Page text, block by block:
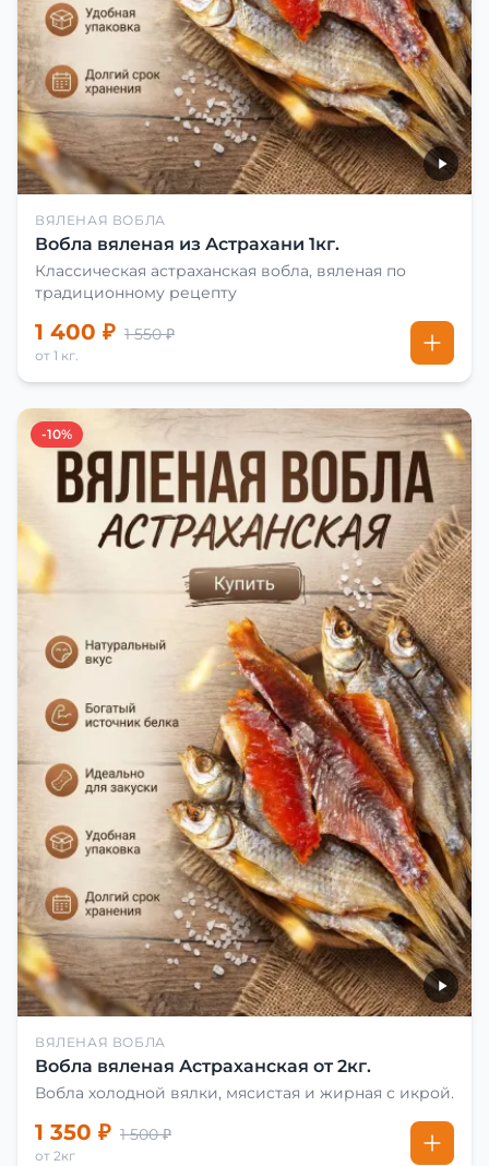
ВЯЛЕНАЯ ВОБЛА
Вобла вяленая из Астрахани 1кг.
Классическая астраханская вобла, вяленая по
традиционному рецепту
1 400 ₽ 1 550 ₽
от 1 кг.
-10%
ВЯЛЕНАЯ ВОБЛА
Вобла вяленая Астраханская от 2кг.
Вобла холодной вялки, мясистая и жирная с икрой.
1 350 ₽ 1 500 ₽
от 2кг